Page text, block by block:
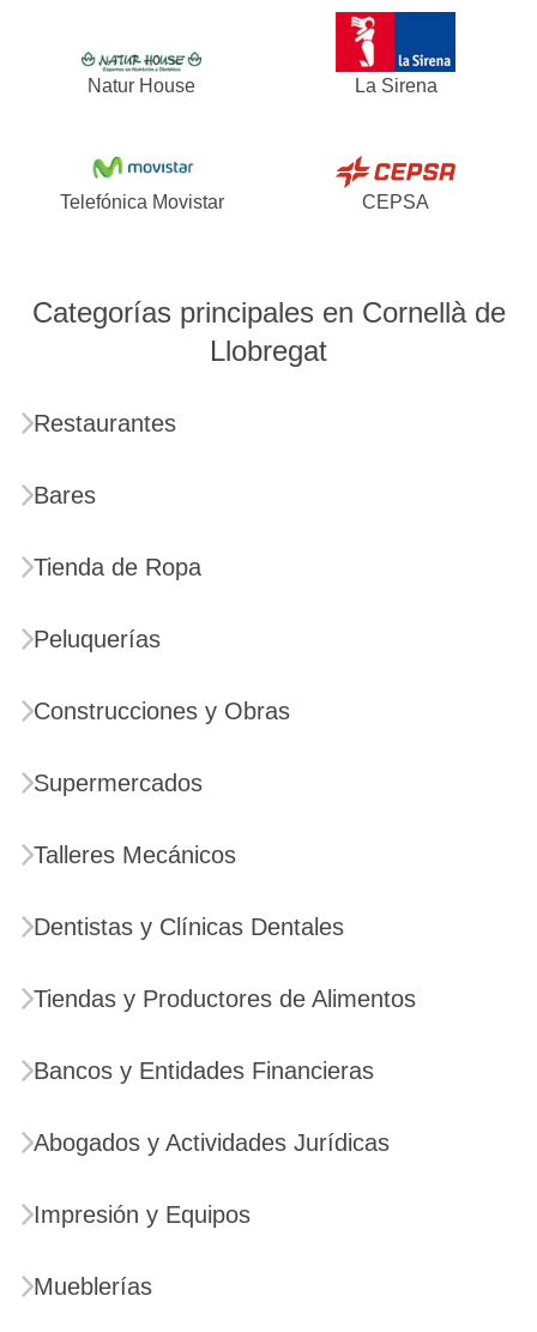
Natur House La Sirena
Telefónica Movistar CEPSA
Categorías principales en Cornellà de
Llobregat
Restaurantes
Bares
Tienda de Ropa
Peluquerías
Construcciones y Obras
Supermercados
Talleres Mecánicos
Dentistas y Clínicas Dentales
Tiendas y Productores de Alimentos
Bancos y Entidades Financieras
Abogados y Actividades Jurídicas
Impresión y Equipos
Mueblerías